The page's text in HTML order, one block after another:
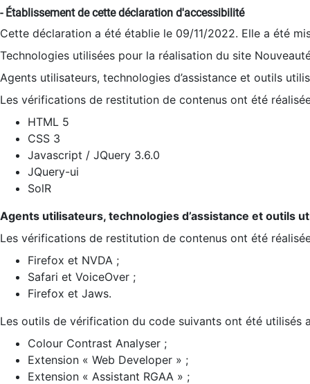
- Établissement de cette déclaration d'accessibilité
Cette déclaration a été établie le 09/11/2022. Elle a été
Technologies utilisées pour la réalisation du site
Agents utilisateurs, technologies d’assistance et outils
Les vérifications de restitution de contenus ont été
HTML 5
CSS 3
Javascript / JQuery 3.6.0
JQuery-ui
SolR
Agents utilisateurs, technologies d’assistance et outils
Les vérifications de restitution de contenus ont été
Firefox et NVDA ;
Safari et VoiceOver ;
Firefox et Jaws.
Les outils de vérification du code suivants ont été utilisés
Colour Contrast Analyser ;
Extension « Web Developer » ;
Extension « Assistant RGAA » ;